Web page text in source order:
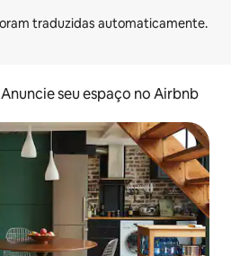
Anuncie seu espaço no Airbnb